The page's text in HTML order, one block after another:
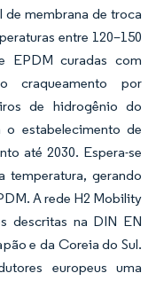
de membrana de troca
entre 120–150
EPDM curadas com
craqueamento por
de hidrogênio do
estabelecimento de
até 2030. Espera-se
temperatura, gerando
A rede H2 Mobility
descritas na DIN EN
e da Coreia do Sul.
europeus uma